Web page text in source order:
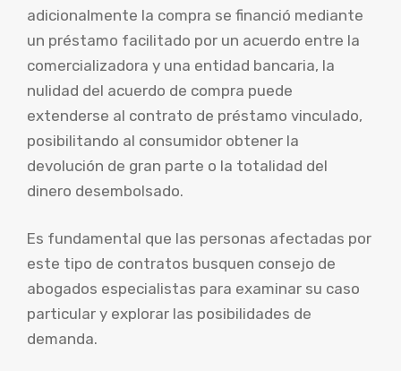
adicionalmente la compra se financió mediante
un préstamo facilitado por un acuerdo entre la
comercializadora y una entidad bancaria, la
nulidad del acuerdo de compra puede
extenderse al contrato de préstamo vinculado,
posibilitando al consumidor obtener la
devolución de gran parte o la totalidad del
dinero desembolsado.
Es fundamental que las personas afectadas por
este tipo de contratos busquen consejo de
abogados especialistas para examinar su caso
particular y explorar las posibilidades de
demanda.